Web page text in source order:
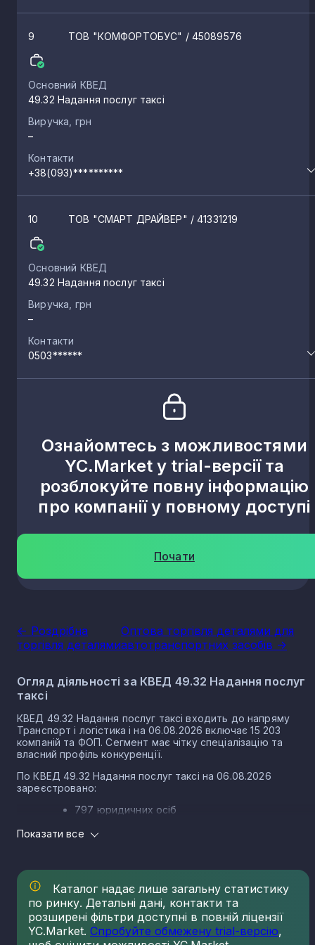
9 ТОВ "КОМФОРТОБУС" / 45089576
Основний КВЕД
49.32 Надання послуг таксі
Виручка, грн
–
Контакти
+38(093)**********
10 ТОВ "СМАРТ ДРАЙВЕР" / 41331219
Основний КВЕД
49.32 Надання послуг таксі
Виручка, грн
–
Контакти
0503******
Ознайомтесь з можливостями
YC.Market у trial-версії та
розблокуйте повну інформацію
про компанії у повному доступі
Почати
<- Роздрібна
торгівля деталями
Оптова торгівля деталями для
автотранспортних засобів ->
Огляд діяльності за КВЕД 49.32 Надання послуг
таксі
КВЕД 49.32 Надання послуг таксі входить до напряму
Транспорт і логістика і на 06.08.2026 включає 15 203
компаній та ФОП. Сегмент має чітку спеціалізацію та
власний профіль конкуренції.
По КВЕД 49.32 Надання послуг таксі на 06.08.2026
зареєстровано:
797 юридичних осіб
Найбільша концентрація компаній по КВЕД 49.32 Надання
послуг таксі на 06.08.2026 спостерігається у:
Автономна Республіка Крим - 2 816
Донецька область - 2 200
Показати все
Каталог надає лише загальну статистику
по ринку. Детальні дані, контакти та
розширені фільтри доступні в повній ліцензії
YC.Market. Спробуйте обмежену trial-версію,